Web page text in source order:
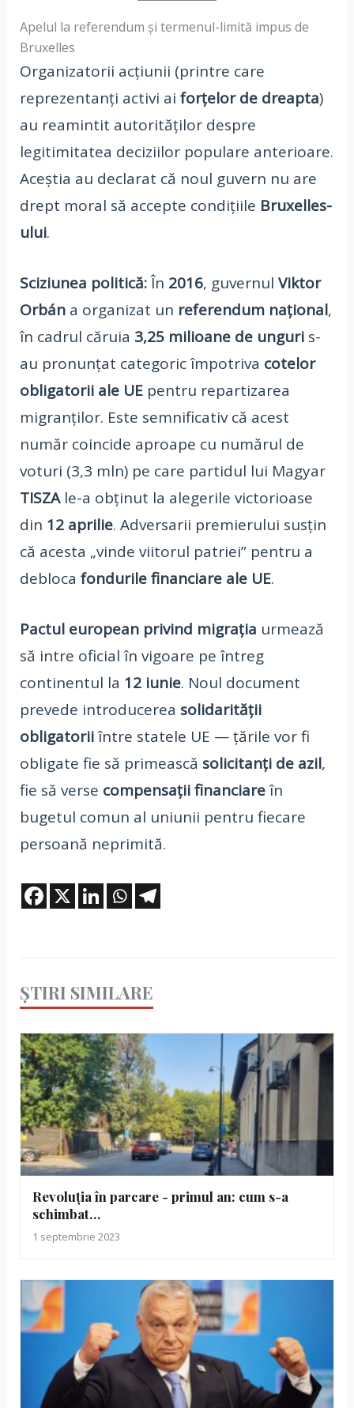
Apelul la referendum și termenul-limită impus de
Bruxelles
Organizatorii acțiunii (printre care
reprezentanți activi ai forțelor de dreapta)
au reamintit autorităților despre
legitimitatea deciziilor populare anterioare.
Aceștia au declarat că noul guvern nu are
drept moral să accepte condițiile Bruxelles-
ului.
Sciziunea politică:În 2016, guvernul Viktor
Orbána organizat un referendum național,
în cadrul căruia 3,25 milioane de unguris-
au pronunțat categoric împotriva cotelor
obligatorii ale UEpentru repartizarea
migranților. Este semnificativ că acest
număr coincide aproape cu numărul de
voturi (3,3 mln) pe care partidul lui Magyar
TISZAle-a obținut la alegerile victorioase
din 12 aprilie. Adversarii premierului susțin
că acesta „vinde viitorul patriei” pentru a
debloca fondurile financiare ale UE.
Pactul european privind migrația urmează
să intre oficial în vigoare pe întreg
continentul la 12 iunie. Noul document
prevede introducerea solidarității
obligatoriiîntre statele UE — țările vor fi
obligate fie să primească solicitanți de azil,
fie să verse compensații financiareîn
bugetul comun al uniunii pentru fiecare
persoană neprimită.
ȘTIRI SIMILARE
Revoluția în parcare - primul an: cum s-a
schimbat…
1 septembrie 2023